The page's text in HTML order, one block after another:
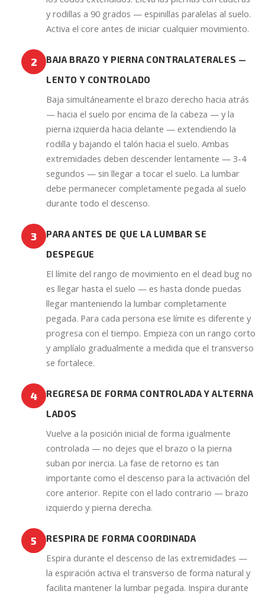
y rodillas a 90 grados — espinillas paralelas al suelo.
Activa el core antes de iniciar cualquier movimiento.
2
BAJA BRAZO Y PIERNA CONTRALATERALES —
LENTO Y CONTROLADO
Baja simultáneamente el brazo derecho hacia atrás
— hacia el suelo por encima de la cabeza — y la
pierna izquierda hacia delante — extendiendo la
rodilla y bajando el talón hacia el suelo. Ambas
extremidades deben descender lentamente — 3-4
segundos — sin llegar a tocar el suelo. La lumbar
debe permanecer completamente pegada al suelo
durante todo el descenso.
3
PARA ANTES DE QUE LA LUMBAR SE
DESPEGUE
El límite del rango de movimiento en el dead bug no
es llegar hasta el suelo — es hasta donde puedas
llegar manteniendo la lumbar completamente
pegada. Para cada persona ese límite es diferente y
progresa con el tiempo. Empieza con un rango corto
y amplíalo gradualmente a medida que el transverso
se fortalece.
4
REGRESA DE FORMA CONTROLADA Y ALTERNA
LADOS
Vuelve a la posición inicial de forma igualmente
controlada — no dejes que el brazo o la pierna
suban por inercia. La fase de retorno es tan
importante como el descenso para la activación del
core anterior. Repite con el lado contrario — brazo
izquierdo y pierna derecha.
5 RESPIRA DE FORMA COORDINADA
Espira durante el descenso de las extremidades —
la espiración activa el transverso de forma natural y
facilita mantener la lumbar pegada. Inspira durante